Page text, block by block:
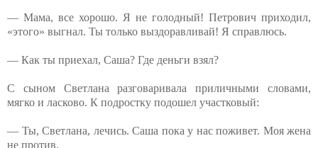
— Мама, все хорошо. Я не голодный! Петрович приходил,
«этого» выгнал. Ты только выздоравливай! Я справлюсь.
— Как ты приехал, Саша? Где деньги взял?
С сыном Светлана разговаривала приличными словами,
мягко и ласково. К подростку подошел участковый:
— Ты, Светлана, лечись. Саша пока у нас поживет. Моя жена
не против.